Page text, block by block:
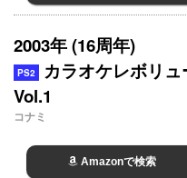
2003年 (16周年)
PS2
カラオケレボリ
Vol.1
コナミ
Amazonで検索